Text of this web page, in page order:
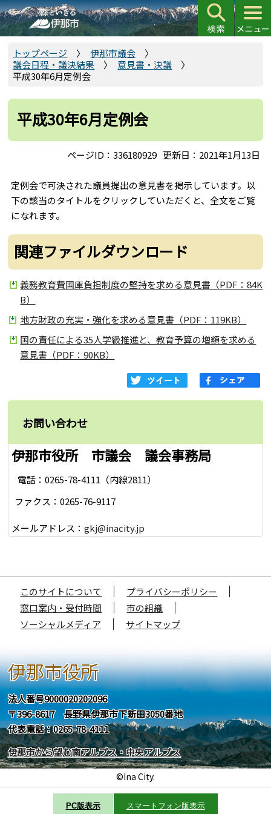
こ
の
ペ
先
トップページ
伊那市議会
議会日程・議決結果
意見書・決議
平成30年6月定例会
平成30年6月定例会
ページID：336180929 更新日：2021年1月13日
定例会で可決された議員提出の意見書を掲示しています。以
下の該当のタイトルをクリックしていただくと、全文をご覧
になれます。
関連ファイルダウンロード
義務教育費国庫負担制度の堅持を求める意見書（PDF：84K
B）
地方財政の充実・強化を求める意見書（PDF：119KB）
国の責任による35人学級推進と、教育予算の増額を求める
意見書（PDF：90KB）
お問い合わせ
伊那市役所 市議会 議会事務局
電話：0265-78-4111（内線2811）
ファクス：0265-76-9117
メールアドレス：gkj@inacity.jp
このサイトについて
プライバシーポリシー
窓口案内・受付時間
市の組織
ソーシャルメディア
サイトマップ
伊那市役所
法人番号9000020202096
〒396-8617 長野県伊那市下新田3050番地
代表電話：0265-78-4111
伊那市から望む南アルプス・中央アルプス
©Ina City.
PC版表示 スマートフォン版表示